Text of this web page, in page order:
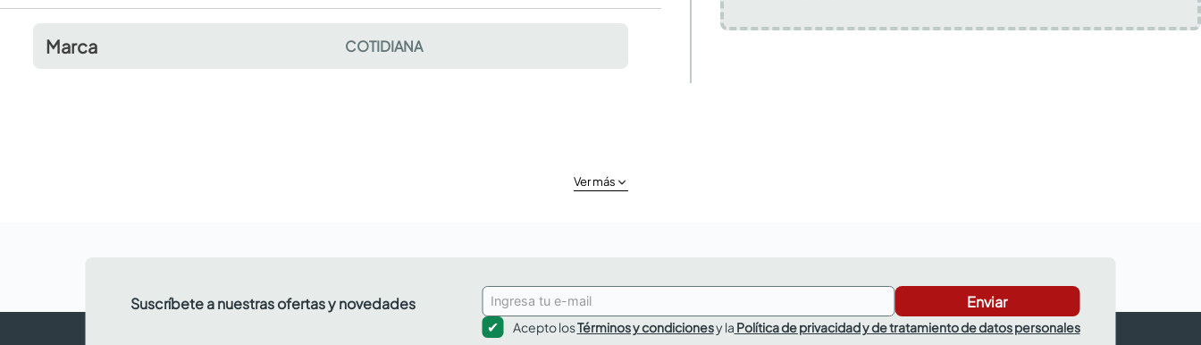
Marca COTIDIANA
Ver más
Suscríbete a nuestras ofertas y novedades Enviar
Acepto losTérminos y condicionesy la Política de privacidad y de tratamiento de datos personales